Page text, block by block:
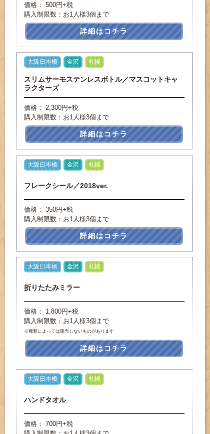
価格： 500円+税
購入制限数：お1人様3個まで
詳細はコチラ
大阪日本橋 金沢 札幌
スリムサーモステンレスボトル／マスコットキャ
ラクターズ
価格： 2,300円+税
購入制限数：お1人様3個まで
詳細はコチラ
大阪日本橋 金沢 札幌
フレークシール／2018ver.
価格： 350円+税
購入制限数：お1人様3個まで
詳細はコチラ
大阪日本橋 金沢 札幌
折りたたみミラー
価格： 1,800円+税
購入制限数：お1人様3個まで
※種類によっては販売しないものがあります
詳細はコチラ
大阪日本橋 金沢 札幌
ハンドタオル
価格： 700円+税